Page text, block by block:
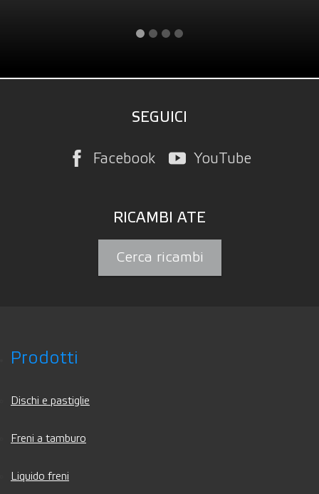
SEGUICI
Facebook YouTube
RICAMBI ATE
Cerca ricambi
Prodotti
Dischi e pastiglie
Freni a tamburo
Liquido freni